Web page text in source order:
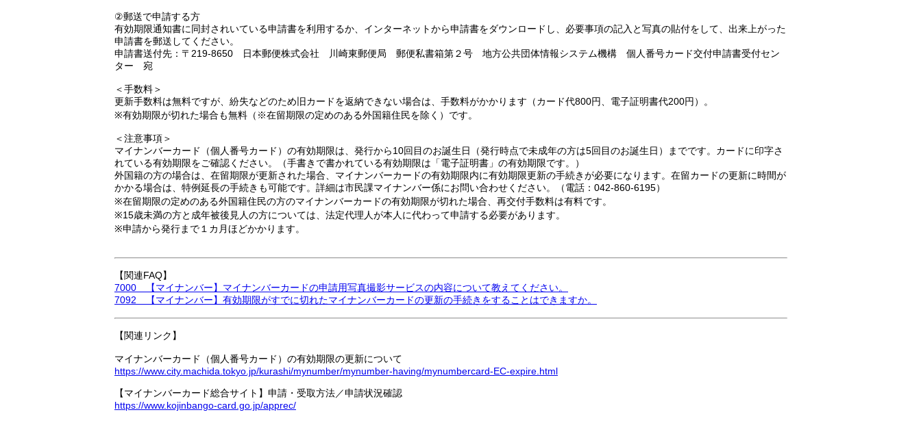
②郵送で申請する方
有効期限通知書に同封されいている申請書を利用するか、インターネットから申請書をダウンロードし、必要事項の記入と写真の貼付をして、出来上がった
申請書を郵送してください。
申請書送付先：〒219-8650 日本郵便株式会社 川崎東郵便局 郵便私書箱第２号 地方公共団体情報システム機構 個人番号カード交付申請書受付セン
ター 宛
＜手数料＞
更新手数料は無料ですが、紛失などのため旧カードを返納できない場合は、手数料がかかります（カード代800円、電子証明書代200円）。
※有効期限が切れた場合も無料（※在留期限の定めのある外国籍住民を除く）です。
＜注意事項＞
マイナンバーカード（個人番号カード）の有効期限は、発行から10回目のお誕生日（発行時点で未成年の方は5回目のお誕生日）までです。カードに印字さ
れている有効期限をご確認ください。（手書きで書かれている有効期限は「電子証明書」の有効期限です。）
外国籍の方の場合は、在留期限が更新された場合、マイナンバーカードの有効期限内に有効期限更新の手続きが必要になります。在留カードの更新に時間が
かかる場合は、特例延長の手続きも可能です。詳細は市民課マイナンバー係にお問い合わせください。（電話：042-860-6195）
※在留期限の定めのある外国籍住民の方のマイナンバーカードの有効期限が切れた場合、再交付手数料は有料です。
※15歳未満の方と成年被後見人の方については、法定代理人が本人に代わって申請する必要があります。
※申請から発行まで１カ月ほどかかります。
【関連FAQ】
7000 【マイナンバー】マイナンバーカードの申請用写真撮影サービスの内容について教えてください。
7092 【マイナンバー】有効期限がすでに切れたマイナンバーカードの更新の手続きをすることはできますか。
【関連リンク】
マイナンバーカード（個人番号カード）の有効期限の更新について
https://www.city.machida.tokyo.jp/kurashi/mynumber/mynumber-having/mynumbercard-EC-expire.html
【マイナンバーカード総合サイト】申請・受取方法／申請状況確認
https://www.kojinbango-card.go.jp/apprec/